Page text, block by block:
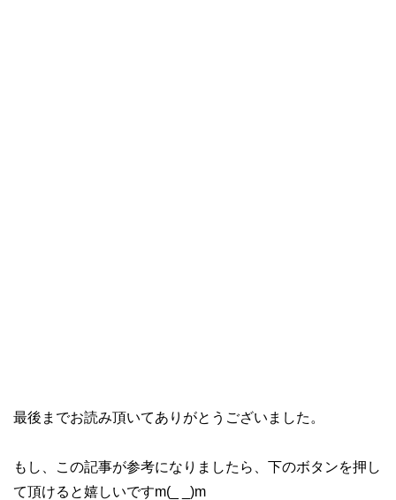
最後までお読み頂いてありがとうございました。
もし、この記事が参考になりましたら、下のボタンを押し
て頂けると嬉しいですm(_ _)m